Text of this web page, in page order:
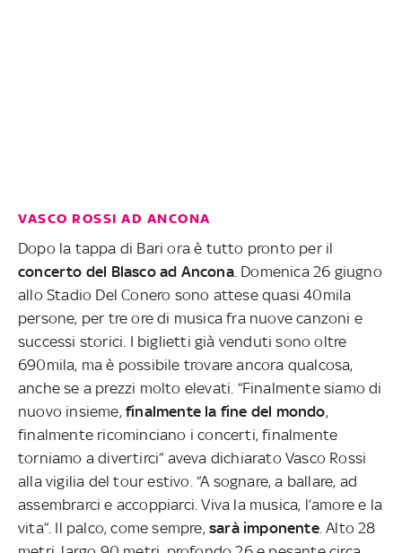
VASCO ROSSI AD ANCONA
Dopo la tappa di Bari ora è tutto pronto per il
concerto del Blasco ad Ancona. Domenica 26 giugno
allo Stadio Del Conero sono attese quasi 40mila
persone, per tre ore di musica fra nuove canzoni e
successi storici. I biglietti già venduti sono oltre
690mila, ma è possibile trovare ancora qualcosa,
anche se a prezzi molto elevati. “Finalmente siamo di
nuovo insieme, finalmente la fine del mondo,
finalmente ricominciano i concerti, finalmente
torniamo a divertirci” aveva dichiarato Vasco Rossi
alla vigilia del tour estivo. “A sognare, a ballare, ad
assembrarci e accoppiarci. Viva la musica, l’amore e la
vita”. Il palco, come sempre, sarà imponente. Alto 28